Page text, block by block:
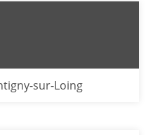
sur-Loing